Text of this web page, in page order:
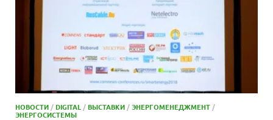
НОВОСТИ /DIGITAL /ВЫСТАВКИ /ЭНЕРГОМЕНЕДЖМЕНТ /
ЭНЕРГОСИСТЕМЫ